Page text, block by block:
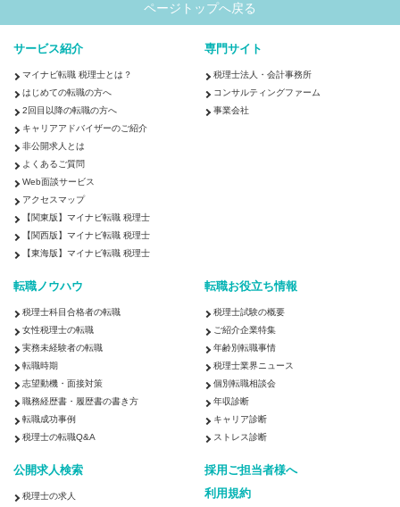
ページトップへ戻る
サービス紹介
マイナビ転職 税理士とは？
はじめての転職の方へ
2回目以降の転職の方へ
キャリアアドバイザーのご紹介
非公開求人とは
よくあるご質問
Web面談サービス
アクセスマップ
【関東版】マイナビ転職 税理士
【関西版】マイナビ転職 税理士
【東海版】マイナビ転職 税理士
専門サイト
税理士法人・会計事務所
コンサルティングファーム
事業会社
転職ノウハウ
税理士科目合格者の転職
女性税理士の転職
実務未経験者の転職
転職時期
志望動機・面接対策
職務経歴書・履歴書の書き方
転職成功事例
税理士の転職Q&A
転職お役立ち情報
税理士試験の概要
ご紹介企業特集
年齢別転職事情
税理士業界ニュース
個別転職相談会
年収診断
キャリア診断
ストレス診断
公開求人検索
税理士の求人
採用ご担当者様へ
利用規約